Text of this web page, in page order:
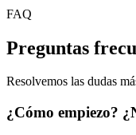
FAQ
Preguntas
Resolvemos las dudas
¿Cómo empiezo?